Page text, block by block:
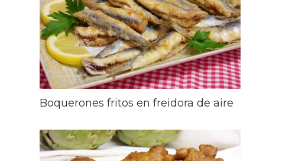
Boquerones fritos en freidora de aire